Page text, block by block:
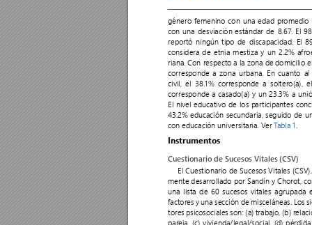
género femenino con una edad promedio
con una desviación estándar de 8.67. El
reportó ningún tipo de discapacidad. El
considera de etnia mestiza y un 2.2%
riana. Con respecto a la zona de domicilio
corresponde a zona urbana. En cuanto al
civil, el 38.1% corresponde a soltero(a),
corresponde a casado(a) y un 23.3% a
El nivel educativo de los participantes
43.2% educación secundaria, seguido de
con educación universitaria. Ver Tabla 1.
Instrumentos
Cuestionario de Sucesos Vitales (CSV)
El Cuestionario de Sucesos Vitales
mente desarrollado por Sandín y Chorot,
una lista de 60 sucesos vitales agrupada
factores y una sección de misceláneas. Los
tores psicosociales son: (a) trabajo, (b)